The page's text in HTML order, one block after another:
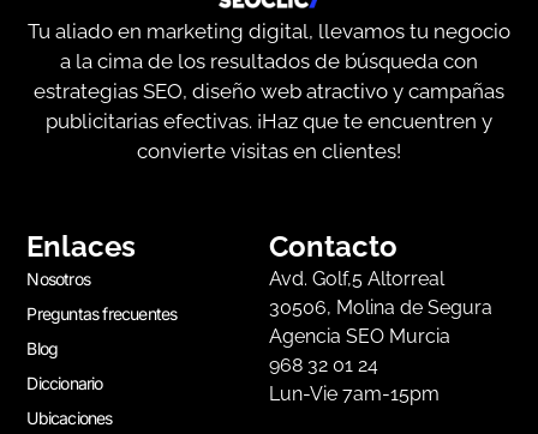
Tu aliado en marketing digital, llevamos tu negocio
a la cima de los resultados de búsqueda con
estrategias SEO, diseño web atractivo y campañas
publicitarias efectivas. ¡Haz que te encuentren y
convierte visitas en clientes!
Enlaces
Nosotros
Preguntas frecuentes
Blog
Diccionario
Ubicaciones
Contacto
Avd. Golf,5 Altorreal
30506, Molina de Segura
Agencia SEO Murcia
968 32 01 24
Lun-Vie 7am-15pm